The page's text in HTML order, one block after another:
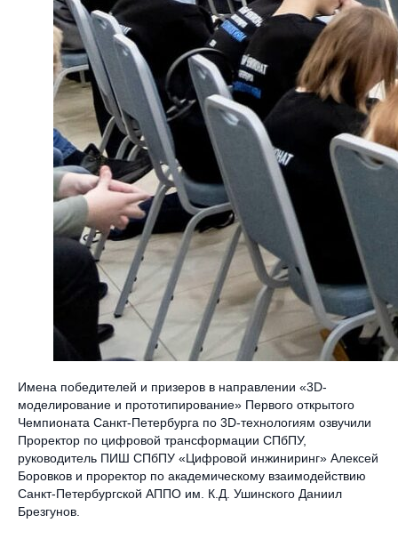
Имена победителей и призеров в направлении «3D-
моделирование и прототипирование» Первого открытого
Чемпионата Санкт-Петербурга по 3D-технологиям озвучили
Проректор по цифровой трансформации СПбПУ,
руководитель ПИШ СПбПУ «Цифровой инжиниринг» Алексей
Боровков и проректор по академическому взаимодействию
Санкт-Петербургской АППО им. К.Д. Ушинского Даниил
Брезгунов.